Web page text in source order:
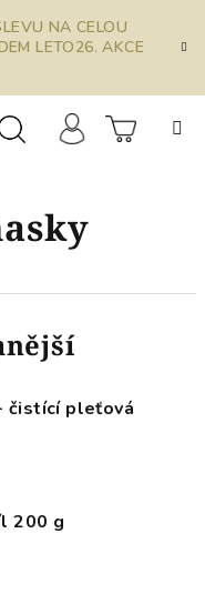
NA CELOU
LETO26. AKCE
čistící pleťová
200 g